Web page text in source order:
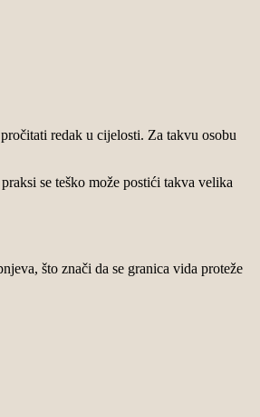
redak u cijelosti. Za takvu osobu
se teško može postići takva velika
što znači da se granica vida proteže